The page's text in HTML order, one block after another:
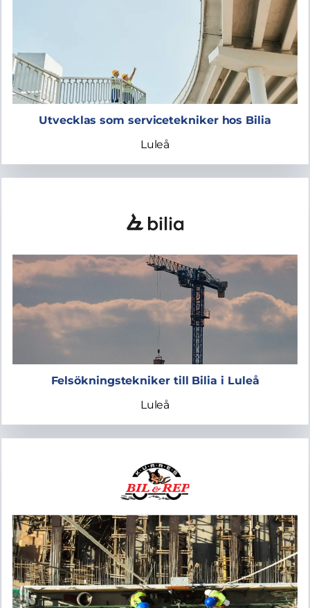
Utvecklas som servicetekniker hos Bilia
Luleå
Felsökningstekniker till Bilia i Luleå
Luleå